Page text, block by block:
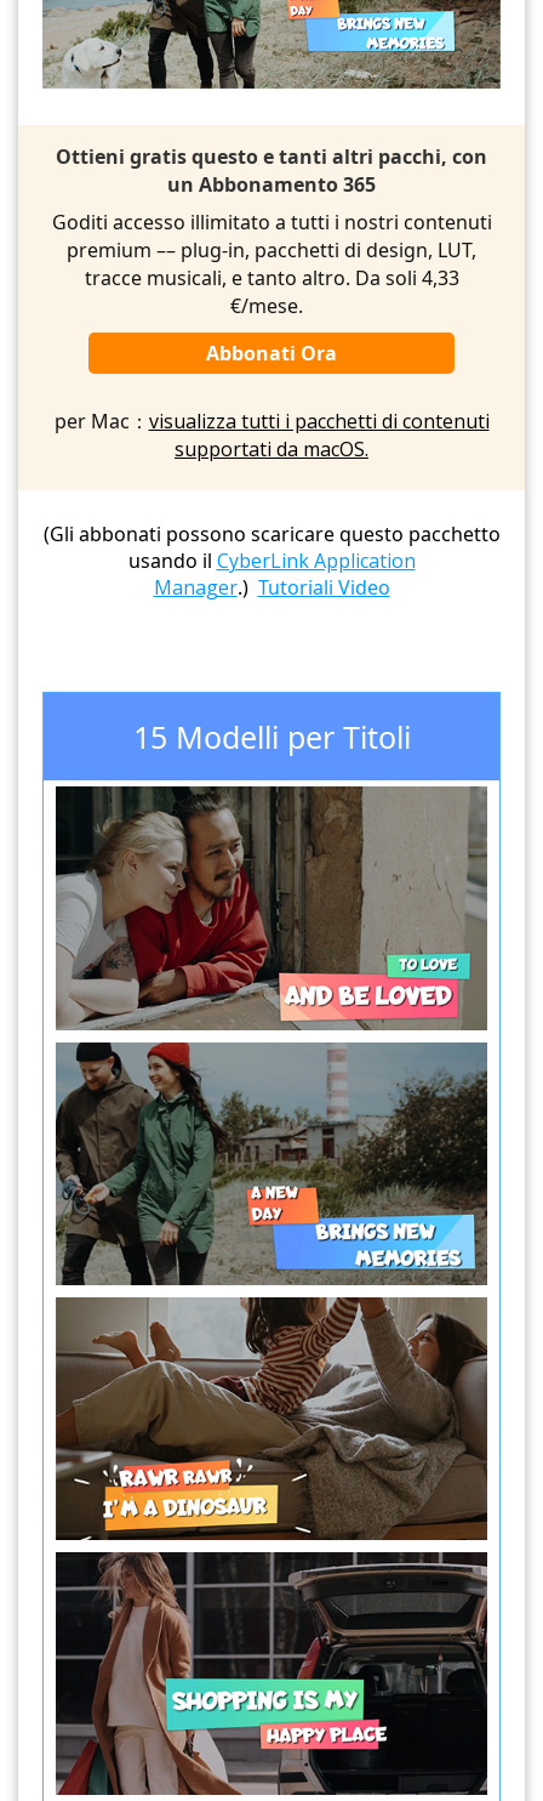
Ottieni gratis questo e tanti altri pacchi, con
un Abbonamento 365
Goditi accesso illimitato a tutti i nostri contenuti
premium –– plug-in, pacchetti di design, LUT,
tracce musicali, e tanto altro. Da soli 4,33
€/mese.
Abbonati Ora
per Mac： visualizza tutti i pacchetti di contenuti
supportati da macOS.
(Gli abbonati possono scaricare questo pacchetto
usando il CyberLink Application
Manager.) Tutoriali Video
15 Modelli per Titoli